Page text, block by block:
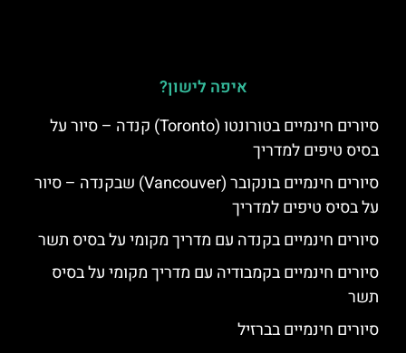
איפה לישון?
סיורים חינמיים בטורונטו (Toronto) קנדה – סיור על
בסיס טיפים למדריך
סיורים חינמיים בונקובר (Vancouver) שבקנדה – סיור
על בסיס טיפים למדריך
סיורים חינמיים בקנדה עם מדריך מקומי על בסיס תשר
סיורים חינמיים בקמבודיה עם מדריך מקומי על בסיס
תשר
סיורים חינמיים בברזיל